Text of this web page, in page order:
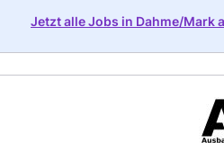
Jetzt alle Jobs in Dahme/Mark